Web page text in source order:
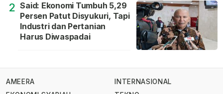
2 Said: Ekonomi Tumbuh 5,29
Persen Patut Disyukuri, Tapi
Industri dan Pertanian
Harus Diwaspadai
AMEERA
INTERNASIONAL